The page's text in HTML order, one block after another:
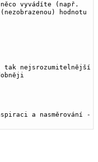
vyvádíte (např.
hodnotu
nejsrozumitelnější
a nasměrování -